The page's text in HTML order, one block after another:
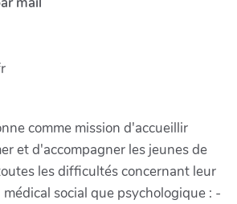
comme mission d'accueillir
et d'accompagner les jeunes de
les difficultés concernant leur
social que psychologique : -